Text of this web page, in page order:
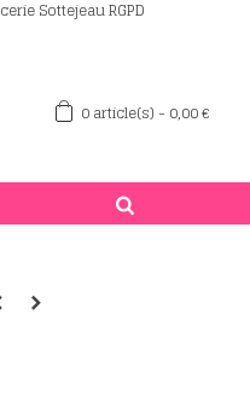
Sottejeau RGPD
0article(s) - 0,00 €